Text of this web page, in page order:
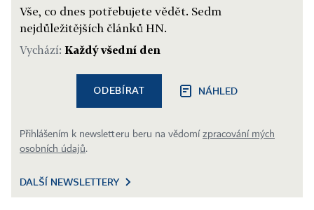
Vše, co dnes potřebujete vědět. Sedm
nejdůležitějších článků HN.
Vychází: Každý všední den
ODEBÍRAT NÁHLED
Přihlášením k newsletteru beru na vědomí zpracování mých
osobních údajů.
DALŠÍ NEWSLETTERY